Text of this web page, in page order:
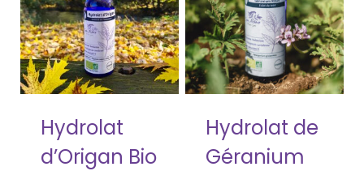
Hydrolat
d’Origan Bio
Hydrolat de
Géranium